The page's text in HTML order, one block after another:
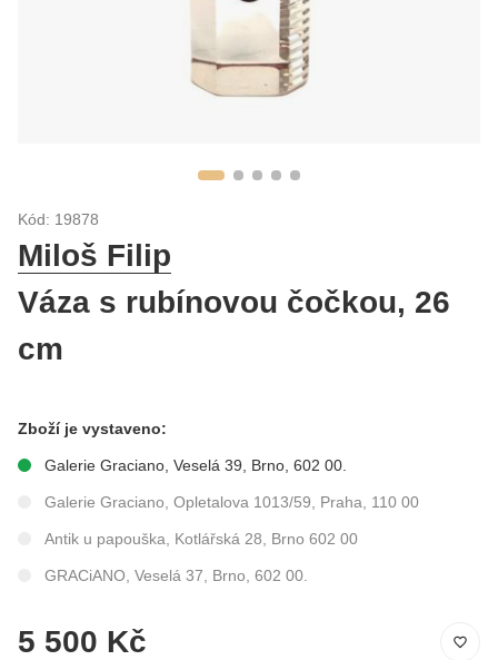
Kód: 19878
Miloš Filip
Váza s rubínovou čočkou, 26
cm
Zboží je vystaveno:
Galerie Graciano, Veselá 39, Brno, 602 00.
Galerie Graciano, Opletalova 1013/59, Praha, 110 00
Antik u papouška, Kotlářská 28, Brno 602 00
GRACiANO, Veselá 37, Brno, 602 00.
5 500 Kč